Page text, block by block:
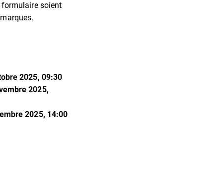
soient
2025, 09:30
2025,
2025, 14:00